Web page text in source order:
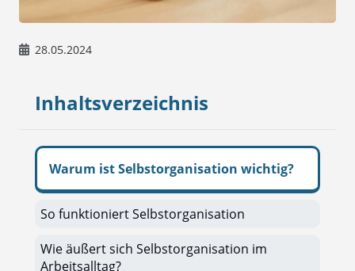
28.05.2024
Inhaltsverzeichnis
Warum ist Selbstorganisation wichtig?
So funktioniert Selbstorganisation
Wie äußert sich Selbstorganisation im
Arbeitsalltag?